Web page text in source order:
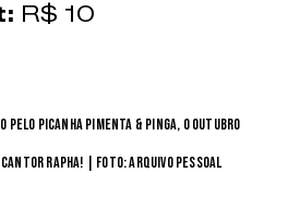
R$ 10
pelo Picanha Pimenta & Pinga, o Outubro
Rapha! | Foto: arquivo pessoal